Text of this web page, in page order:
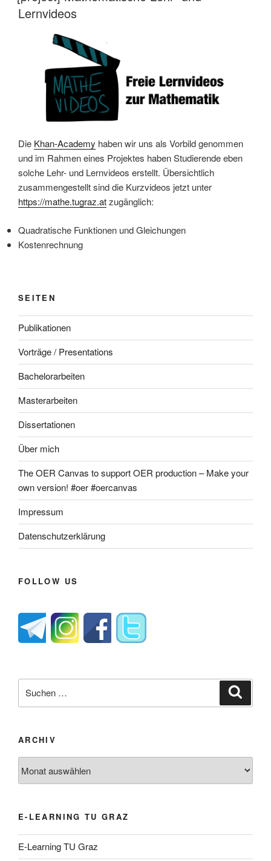
Lernvideos
Die Khan-Academy haben wir uns als Vorbild genommen
und im Rahmen eines Projektes haben Studierende eben
solche Lehr- und Lernvideos erstellt. Übersichtlich
zusammengestellt sind die Kurzvideos jetzt unter
https://mathe.tugraz.atzugänglich:
Quadratische Funktionen und Gleichungen
Kostenrechnung
SEITEN
Publikationen
Vorträge / Presentations
Bachelorarbeiten
Masterarbeiten
Dissertationen
Über mich
The OER Canvas to support OER production – Make your
own version! #oer #oercanvas
Impressum
Datenschutzerklärung
FOLLOW US
nach:
ARCHIV
E-LEARNING TU GRAZ
E-Learning TU Graz